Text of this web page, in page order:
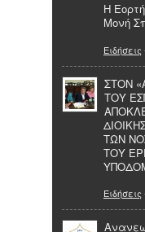
H
Μονή
Ειδήσεις
ΣΤΟΝ
ΤΟΥ
ΤΩΝ
ΤΟΥ
Ειδήσεις